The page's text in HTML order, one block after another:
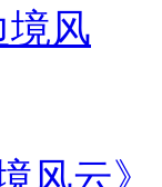
风云》